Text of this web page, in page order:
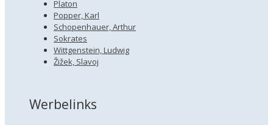
Platon
Popper, Karl
Schopenhauer, Arthur
Sokrates
Wittgenstein, Ludwig
Žižek, Slavoj
Werbelinks